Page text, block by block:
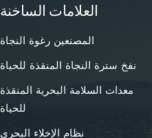
العلامات الساخنة
المصنعين رغوة النجاة
نفخ سترة النجاة المنقذة للحياة
معدات السلامة البحرية المنقذة
للحياة
نظام الإخلاء البحري